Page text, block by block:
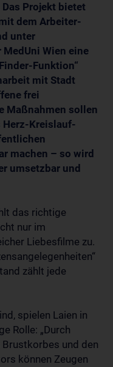
Das Projekt bietet
dem Arbeiter-
unter
Wien eine
Funktion“
mit Stadt
frei
Maßnahmen sollen
Herz-Kreislauf-
machen – so wird
umsetzbar und
das richtige
nur im
Liebesfilme zu.
zählt jede
spielen Laien in
Rolle: „Durch
und den
können Zeugen